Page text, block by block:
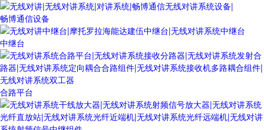
畅博通信设备
中继台
合路平台